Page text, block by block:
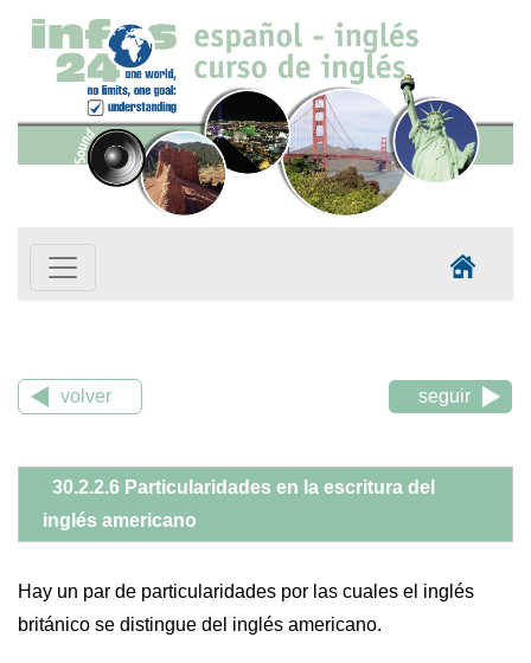
volver seguir
30.2.2.6 Particularidades en la escritura del
inglés americano
Hay un par de particularidades por las cuales el inglés
británico se distingue del inglés americano.